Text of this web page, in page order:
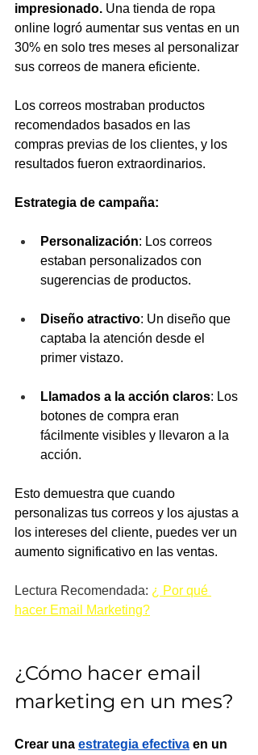
impresionado. Una tienda de ropa
online logró aumentar sus ventas en un
30% en solo tres meses al personalizar
sus correos de manera eficiente.
Los correos mostraban productos
recomendados basados en las
compras previas de los clientes, y los
resultados fueron extraordinarios.
Estrategia de campaña:
Personalización: Los correos
estaban personalizados con
sugerencias de productos.
Diseño atractivo: Un diseño que
captaba la atención desde el
primer vistazo.
Llamados a la acción claros: Los
botones de compra eran
fácilmente visibles y llevaron a la
acción.
Esto demuestra que cuando
personalizas tus correos y los ajustas a
los intereses del cliente, puedes ver un
aumento significativo en las ventas.
Lectura Recomendada: ¿ Por qué
hacer Email Marketing?
¿Cómo hacer email
marketing en un mes?
Crear una estrategia efectiva en un